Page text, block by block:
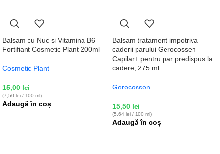
Balsam cu Nuc si Vitamina B6
Fortifiant Cosmetic Plant 200ml
Cosmetic Plant
15,00 lei
(7,50 lei / 100 ml)
Adaugă în coș
Balsam tratament impotriva
caderii parului Gerocossen
Capilar+ pentru par predispus la
cadere, 275 ml
Gerocossen
15,50 lei
(5,64 lei / 100 ml)
Adaugă în coș